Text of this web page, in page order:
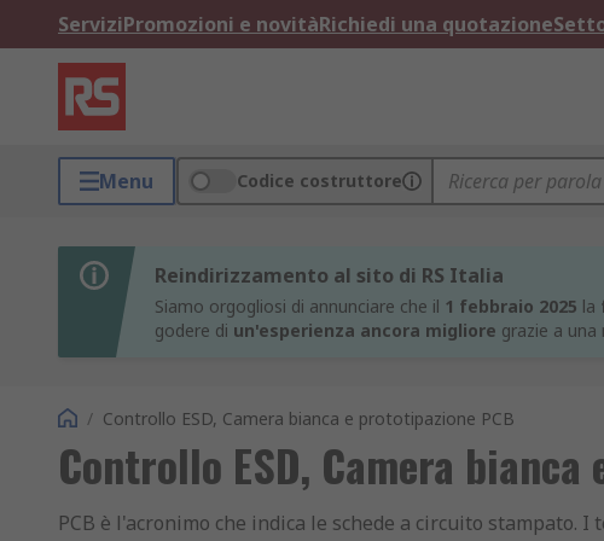
ServiziPromozioni e novitàRichiedi una quotazione
Menu Codice costruttore
Reindirizzamento al sito di RS Italia
Siamo orgogliosi di annunciare che il 1 febbraio 2025 la
godere di un'esperienza ancora migliore grazie a
/ Controllo ESD, Camera bianca e prototipazione PCB
Controllo ESD, Camera
PCB è l'acronimo che indica le schede a circuito